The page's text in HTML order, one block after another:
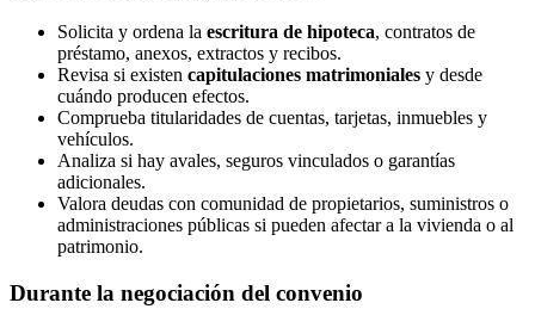
Solicita y ordena la escritura de hipoteca, contratos de
préstamo, anexos, extractos y recibos.
Revisa si existen capitulaciones matrimoniales y desde
cuándo producen efectos.
Comprueba titularidades de cuentas, tarjetas, inmuebles y
vehículos.
Analiza si hay avales, seguros vinculados o garantías
adicionales.
Valora deudas con comunidad de propietarios, suministros o
administraciones públicas si pueden afectar a la vivienda o al
patrimonio.
Durante la negociación del convenio